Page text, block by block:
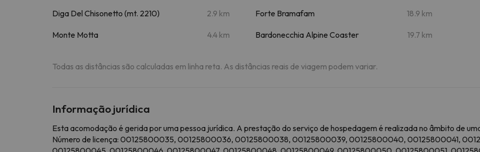
Diga Del Chisonetto (mt. 2210) 2.9 km
Monte Motta 4.4 km
Forte Bramafam 18.9 km
Bardonecchia Alpine Coaster 19.7 km
Todas as distâncias são calculadas em linha reta. As distâncias reais de viagem podem variar.
Informação jurídica
Esta acomodação é gerida por uma pessoa jurídica. A prestação do serviço de hospedagem é realizada no âmbito de
Número de licença: 00125800035, 00125800036, 00125800038, 00125800039, 00125800040, 00125800041,